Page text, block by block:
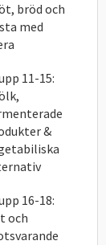
bröd och
med
11-15:
&
16-18:
och